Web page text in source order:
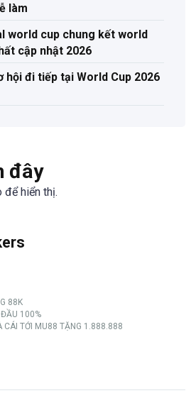
làm
world cup chung kết world
cập nhật 2026
hội đi tiếp tại World Cup 2026
đây
để hiển thị.
88K
ĐẦU 100%
CÁI TỚI MU88 TẶNG 1.888.888